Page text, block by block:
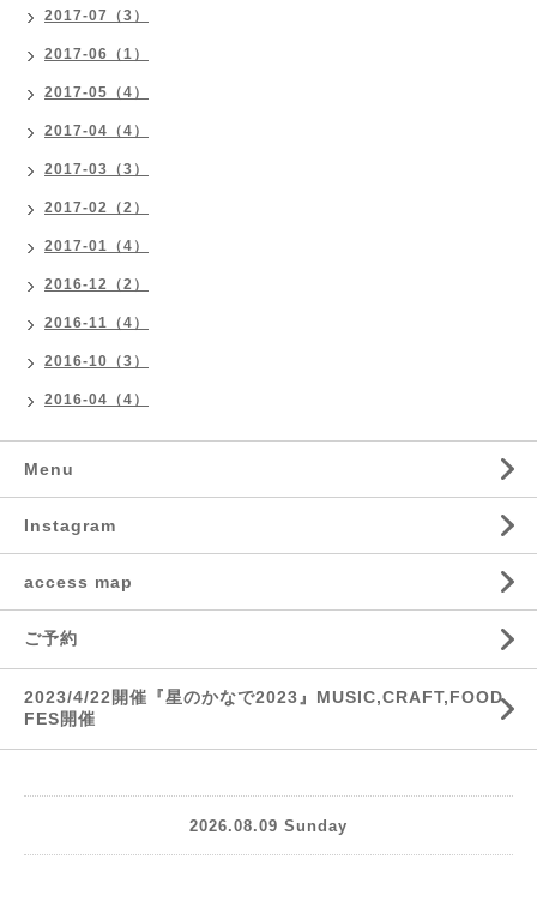
2017-07（3）
2017-06（1）
2017-05（4）
2017-04（4）
2017-03（3）
2017-02（2）
2017-01（4）
2016-12（2）
2016-11（4）
2016-10（3）
2016-04（4）
Menu
Instagram
access map
ご予約
2023/4/22開催『星のかなで2023』MUSIC,CRAFT,FOOD
FES開催
2026.08.09 Sunday